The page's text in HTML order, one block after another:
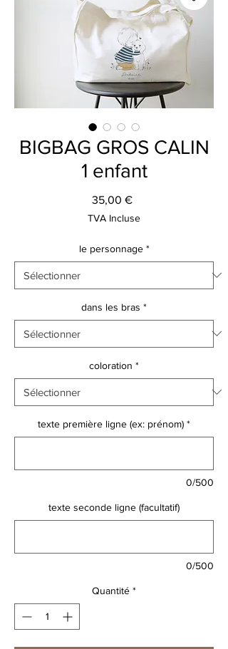
BIGBAG GROS CALIN
1 enfant
35,00 €Prix
TVA Incluse
le personnage *
dans les bras *
coloration *
texte première ligne (ex: prénom) *
0/500
texte seconde ligne (facultatif)
0/500
Quantité *